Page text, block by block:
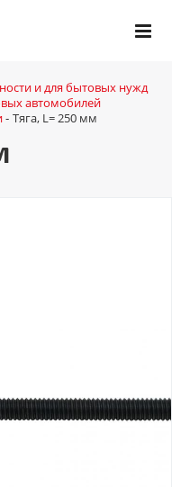
и для бытовых нужд
автомобилей
- Тяга, L= 250 мм